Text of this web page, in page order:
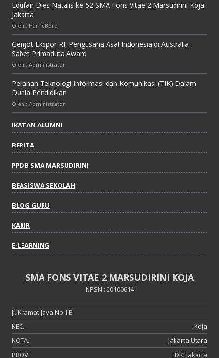
Edufair Dies Natalis ke-52 SMA Fons Vitae 2 Marsudirini Koja
Jakarta
Oleh : HarnoBoro
Genjot Ekspor RI, Pengusaha Asal Indonesia di Australia
Sabet Primaduta Award
Oleh : Administrator
Peranan Teknologi Informasi dan Komunikasi (TIK) Dalam
Dunia Pendidikan
Oleh : Administrator
IKATAN ALUMNI
BERITA
PPDB SMA MARSUDIRINI
BEASISWA SEKOLAH
BLOG GURU
KARIR
E-LEARNING
SMA FONS VITAE 2 MARSUDIRINI KOJA
NPSN : 20100614
Jl. Kramat Jaya No. I B
KEC.
Koja
KOTA.
Jakarta Utara
PROV.
DKI Jakarta